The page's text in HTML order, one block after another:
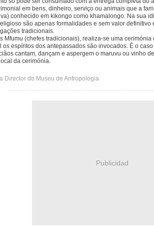
em bens, dinheiro, serviço ou animais que a
conhecido em kikongo como khamalongo. Na sua
são apenas formalidades e sem valor definitivo
tradicionais.
Mfumu (chefes tradicionais), realiza-se uma cerimónia
os espíritos dos antepassados são invocados. É o
cantam, dançam e aspergem o maruvu ou vinho
da cerimónia.
Director do Museu de Antropologia
Publicidad